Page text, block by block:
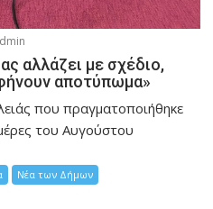
αλλάζει με σχέδιο,
αποτύπωμα»
που πραγματοποιήθηκε
του Αυγούστου
Νέα των Δήμων